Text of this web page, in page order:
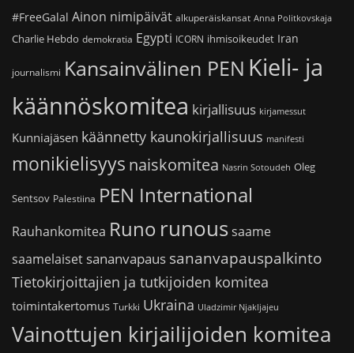
#FreeGalal Ainon nimipäivät alkuperäiskansat Anna Politkovskaja
Charlie Hebdo demokratia Egypti ICORN ihmisoikeudet Iran
journalismi Kansainvälinen PEN Kieli- ja
käännöskomitea kirjallisuus kirjamessut
Kunniajäsen käännetty kaunokirjallisuus manifesti
monikielisyys naiskomitea Nasrin Sotoudeh Oleg
Sentsov Palestiina PEN International
Rauhankomitea Runo runoussaame
saamelaiset sananvapaus sananvapauspalkinto
Tietokirjoittajien ja tutkijoiden komitea
toimintakertomus Turkki Ukraina Uladzimir Njakljajeu
Vainottujen kirjailijoiden komitea